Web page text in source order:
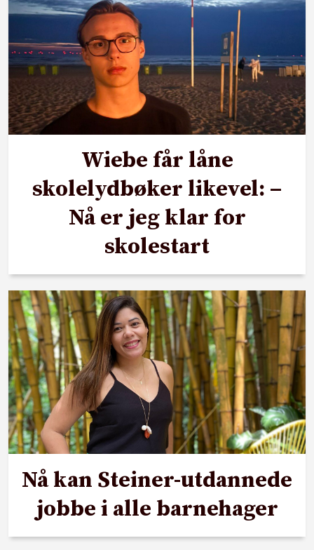
Wiebe får låne
skolelydbøker likevel: –
Nå er jeg klar for
skolestart
Nå kan Steiner-utdannede
jobbe i alle barnehager